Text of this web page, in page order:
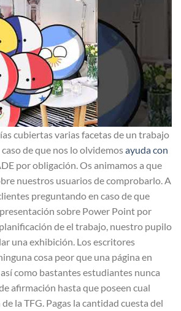
cubiertas varias facetas de un trabajo
de que nos lo olvidemosayuda con
por obligación. Os animamos a que
nuestros usuarios de comprobarlo. A
preguntando en caso de que
sobre Power Point por
de el trabajo, nuestro pupilo
una exhibición. Los escritores
cosa peor que una página en
como bastantes estudiantes nunca
afirmación hasta que poseen cual
la TFG. Pagas la cantidad cuesta del